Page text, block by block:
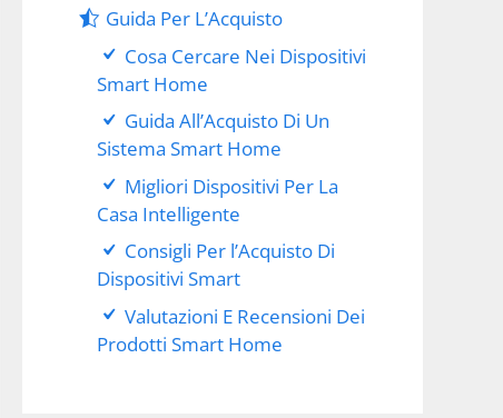
Guida Per L’Acquisto
Cosa Cercare Nei Dispositivi
Smart Home
Guida All’Acquisto Di Un
Sistema Smart Home
Migliori Dispositivi Per La
Casa Intelligente
Consigli Per l’Acquisto Di
Dispositivi Smart
Valutazioni E Recensioni Dei
Prodotti Smart Home